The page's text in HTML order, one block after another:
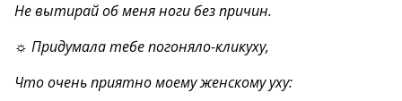
Не вытирай об меня ноги без причин.
☼ Придумала тебе погоняло-кликуху,
Что очень приятно моему женскому уху: